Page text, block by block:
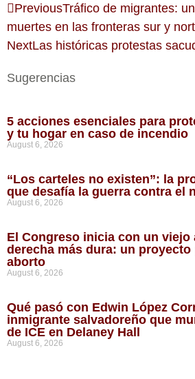
PreviousTráfico de migrantes:
muertes en las fronteras sur y
NextLas históricas protestas
Sugerencias
5 acciones esenciales para
y tu hogar en caso de incendio
August 6, 2026
“Los carteles no existen”: la
que desafía la guerra contra el
August 6, 2026
El Congreso inicia con un viejo
derecha más dura: un
aborto
August 6, 2026
Qué pasó con Edwin López
inmigrante salvadoreño que
de ICE en Delaney Hall
August 6, 2026